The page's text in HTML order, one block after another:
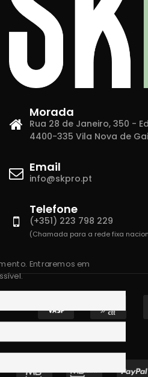
Morada
Rua 28 de Janeiro, 350 -
4400-335 Vila Nova de
Email
info@skpro.pt
Telefone
(+351) 223 798 229
(Chamada para a rede fixa
Entraremos em